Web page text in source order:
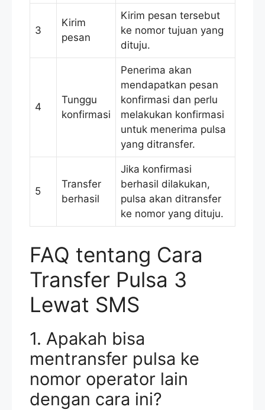
3
Kirim
pesan
Kirim pesan tersebut
ke nomor tujuan yang
dituju.
4
Tunggu
konfirmasi
Penerima akan
mendapatkan pesan
konfirmasi dan perlu
melakukan konfirmasi
untuk menerima pulsa
yang ditransfer.
5
Transfer
berhasil
Jika konfirmasi
berhasil dilakukan,
pulsa akan ditransfer
ke nomor yang dituju.
FAQ tentang Cara
Transfer Pulsa 3
Lewat SMS
1. Apakah bisa
mentransfer pulsa ke
nomor operator lain
dengan cara ini?